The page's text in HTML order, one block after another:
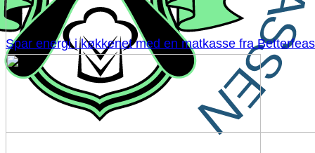
Spar energi i køkkenet med en matkasse fra